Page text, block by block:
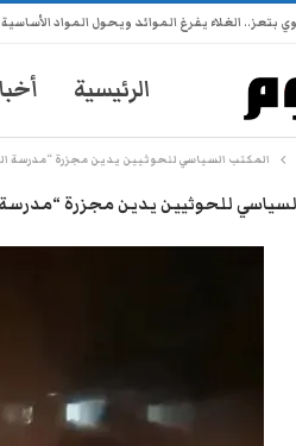
بتعز.. الغلاء يفرغ الموائد ويحول المواد
الرئيسية
المكتب السياسي للحوثيين يدين مجزرة “مدرسة
للحوثيين يدين مجزرة